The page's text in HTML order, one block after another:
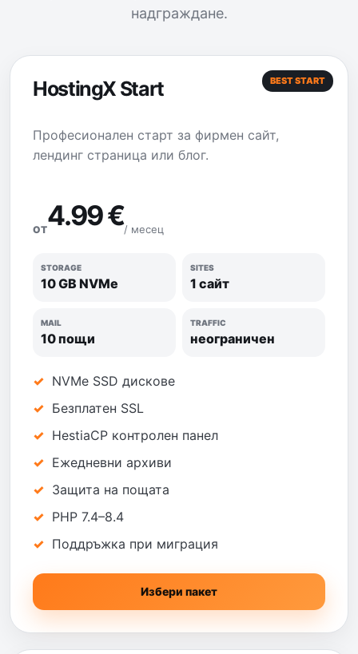
надграждане.
BEST START
HostingX Start
Професионален старт за фирмен сайт,
лендинг страница или блог.
ОТ4.99 €/ месец
STORAGE
10 GB NVMe
SITES
1 сайт
MAIL
10 пощи
TRAFFIC
неограничен
NVMe SSD дискове
Безплатен SSL
HestiaCP контролен панел
Ежедневни архиви
Защита на пощата
PHP 7.4–8.4
Поддръжка при миграция
Избери пакет